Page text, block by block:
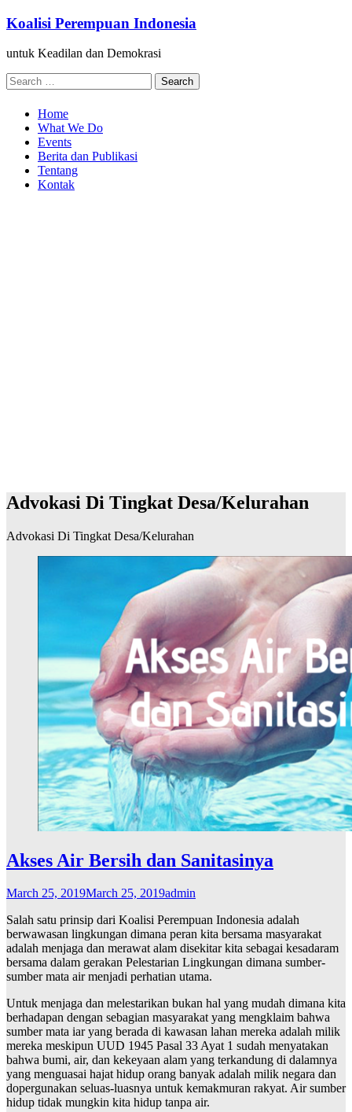
Skip
content
Koalisi Perempuan Indonesia
untuk Keadilan dan Demokrasi
Search
for:
Home
What We Do
Events
Berita dan Publikasi
Tentang
Kontak
Advokasi Di Tingkat Desa/Kelurahan
Advokasi Di Tingkat Desa/Kelurahan
Akses Air Bersih dan Sanitasinya
March 25, 2019March 25, 2019admin
Salah satu prinsip dari Koalisi Perempuan Indonesia adalah
berwawasan lingkungan dimana peran kita bersama masyarakat
adalah menjaga dan merawat alam disekitar kita sebagai kesadaram
bersama dalam gerakan Pelestarian Lingkungan dimana sumber-
sumber mata air menjadi perhatian utama.
Untuk menjaga dan melestarikan bukan hal yang mudah dimana kita
berhadapan dengan sebagian masyarakat yang mengklaim bahwa
sumber mata iar yang berada di kawasan lahan mereka adalah milik
mereka meskipun UUD 1945 Pasal 33 Ayat 1 sudah menyatakan
bahwa bumi, air, dan kekeyaan alam yang terkandung di dalamnya
yang menguasai hajat hidup orang banyak adalah milik negara dan
dopergunakan seluas-luasnya untuk kemakmuran rakyat. Air sumber
hidup tidak mungkin kita hidup tanpa air.